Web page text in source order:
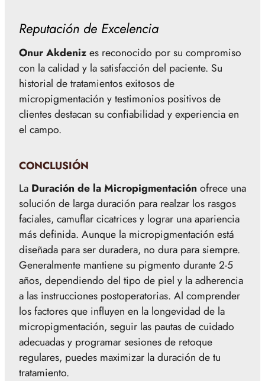
Reputación de Excelencia
Onur Akdenizes reconocido por su compromiso
con la calidad y la satisfacción del paciente. Su
historial de tratamientos exitosos de
micropigmentación y testimonios positivos de
clientes destacan su confiabilidad y experiencia en
el campo.
CONCLUSIÓN
La Duración de la Micropigmentación ofrece una
solución de larga duración para realzar los rasgos
faciales, camuflar cicatrices y lograr una apariencia
más definida. Aunque la micropigmentación está
diseñada para ser duradera, no dura para siempre.
Generalmente mantiene su pigmento durante 2-5
años, dependiendo del tipo de piel y la adherencia
a las instrucciones postoperatorias. Al comprender
los factores que influyen en la longevidad de la
micropigmentación, seguir las pautas de cuidado
adecuadas y programar sesiones de retoque
regulares, puedes maximizar la duración de tu
tratamiento.